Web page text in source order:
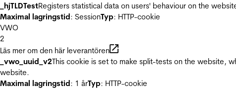
_hjTLDTestRegisters statistical data on users' behaviour on the
Maximal lagringstid: SessionTyp: HTTP-cookie
VWO
2
Läs mer om den här leverantören
_vwo_uuid_v2This cookie is set to make split-tests on the website,
website.
Maximal lagringstid: 1 årTyp: HTTP-cookie